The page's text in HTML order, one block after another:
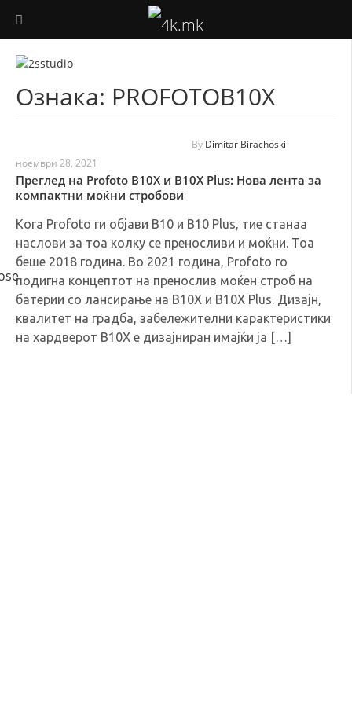
ФОТОГРАФИЈА
ВИДЕО ПРОДУКЦИЈА
АУДИО
КОРИСНО
Ознака: PROFOTOB10X
By Dimitar Birachoski
ноември 28, 2021
Преглед на Profoto B10X и B10X Plus: Нова лента за
компактни моќни стробови
Кога Profoto ги објави B10 и B10 Plus, тие станаа
наслови за тоа колку се преносливи и моќни. Тоа
беше 2018 година. Во 2021 година, Profoto го
подигна концептот на пренослив моќен строб на
батерии со лансирање на B10X и B10X Plus. Дизајн,
квалитет на градба, забележителни карактеристики
на хардверот B10X е дизајниран имајќи ја […]